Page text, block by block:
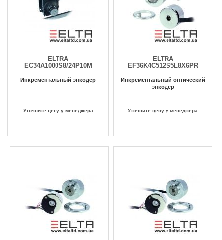
ELTRA
EC34A1000S8/24P10M
Инкрементальный энкодер
Уточните цену у менеджера
ELTRA
EF36K4C512S5L8X6PR
Инкрементальный оптический
энкодер
Уточните цену у менеджера